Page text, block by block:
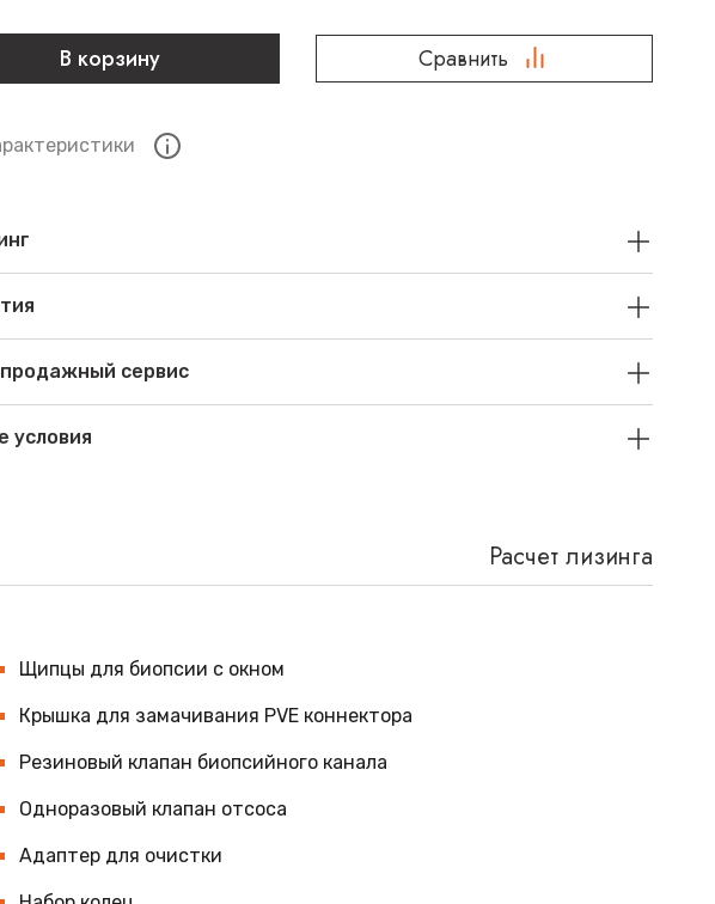
В корзину Сравнить
сервис
условия
Расчет лизинга
Щипцы для биопсии с окном
Крышка для замачивания PVE коннектора
Резиновый клапан биопсийного канала
Одноразовый клапан отсоса
Адаптер для очистки